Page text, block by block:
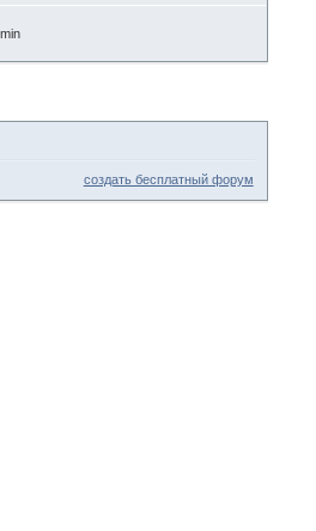
создать бесплатный форум